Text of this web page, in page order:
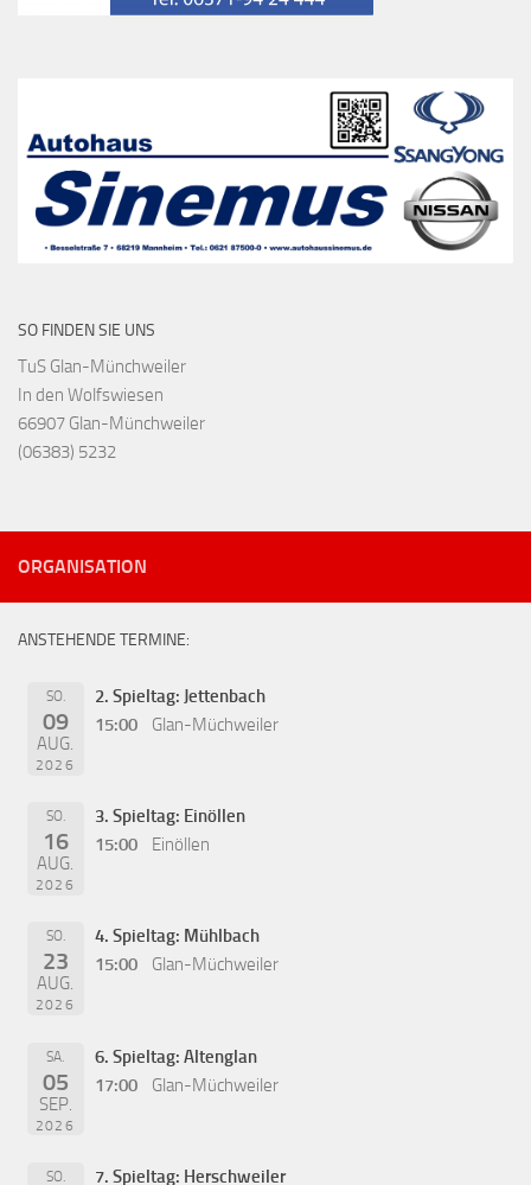
SO FINDEN SIE UNS
TuS Glan-Münchweiler
In den Wolfswiesen
66907 Glan-Münchweiler
(06383) 5232
ORGANISATION
ANSTEHENDE TERMINE:
SO.
09
AUG.
2026
2. Spieltag: Jettenbach
15:00
Glan-Müchweiler
SO.
16
AUG.
2026
3. Spieltag: Einöllen
15:00
Einöllen
SO.
23
AUG.
2026
4. Spieltag: Mühlbach
15:00
Glan-Müchweiler
SA.
05
SEP.
2026
6. Spieltag: Altenglan
17:00
Glan-Müchweiler
SO. 7. Spieltag: Herschweiler